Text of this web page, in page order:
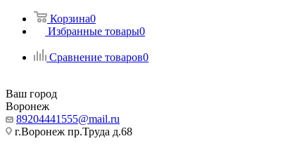
Корзина0
Избранные товары0
Сравнение товаров0
Ваш город
Воронеж
89204441555@mail.ru
г.Воронеж пр.Труда д.68